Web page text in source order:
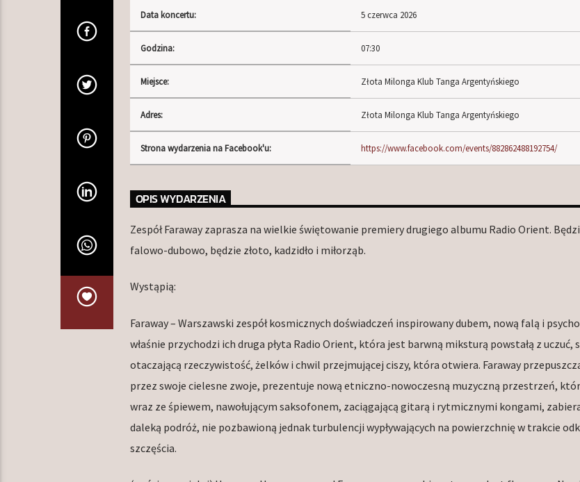
Data koncertu: 5 czerwca 2026
Godzina: 07:30
Miejsce: Złota Milonga Klub Tanga Argentyńskiego
Adres: Złota Milonga Klub Tanga Argentyńskiego
Strona wydarzenia na Facebook'u: https://www.facebook.com/events/882862488192754/
OPIS WYDARZENIA
Zespół Faraway zaprasza na wielkie świętowanie premiery drugiego albumu Radio Orient.
falowo-dubowo, będzie złoto, kadzidło i miłorząb.
Wystąpią:
Faraway – Warszawski zespół kosmicznych doświadczeń inspirowany dubem, nową falą i
właśnie przychodzi ich druga płyta Radio Orient, która jest barwną miksturą powstałą z uczuć,
otaczającą rzeczywistość, żelków i chwil przejmującej ciszy, która otwiera. Faraway
przez swoje cielesne zwoje, prezentuje nową etniczno-nowoczesną muzyczną przestrzeń,
wraz ze śpiewem, nawołującym saksofonem, zaciągającą gitarą i rytmicznymi kongami,
daleką podróż, nie pozbawioną jednak turbulencji wypływających na powierzchnię w trakcie
szczęścia.